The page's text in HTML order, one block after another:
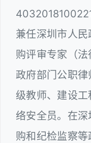
兼任深圳市人
购评审专家（
政府部门公职
级教师、建设
络安全员。在
购和纪检监察